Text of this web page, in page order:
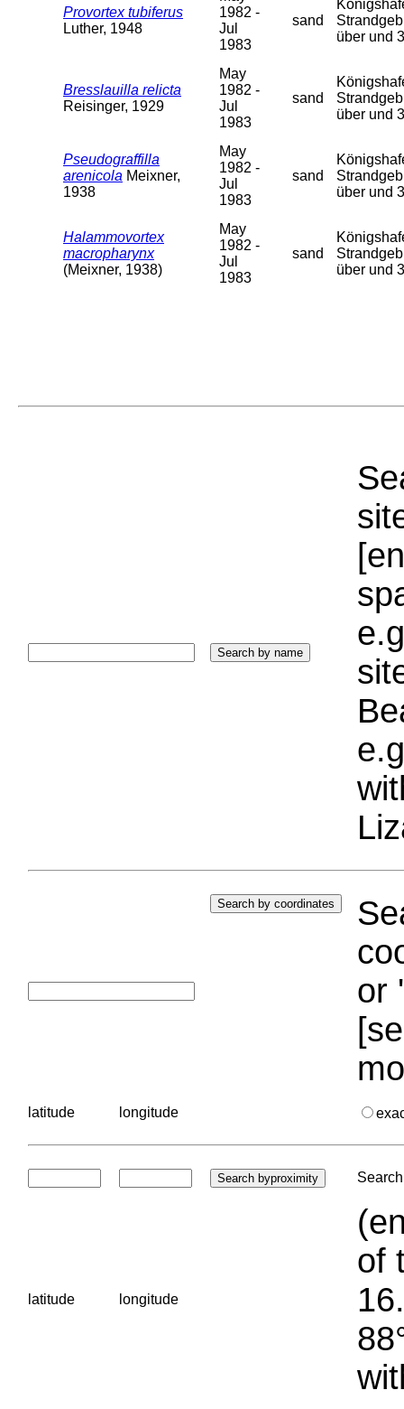
Provortex tubiferus
Luther, 1948
1982 -
Jul
1983
sand
über und
Bresslauilla relicta
Reisinger, 1929
May
1982 -
Jul
1983
sand
über und
Pseudograffilla
arenicola Meixner,
1938
May
1982 -
Jul
1983
sand
über und
Halammovortex
macropharynx
(Meixner, 1938)
May
1982 -
Jul
1983
sand
über und
or
latitude longitude
latitude longitude
of